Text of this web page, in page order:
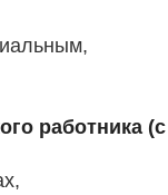
работника